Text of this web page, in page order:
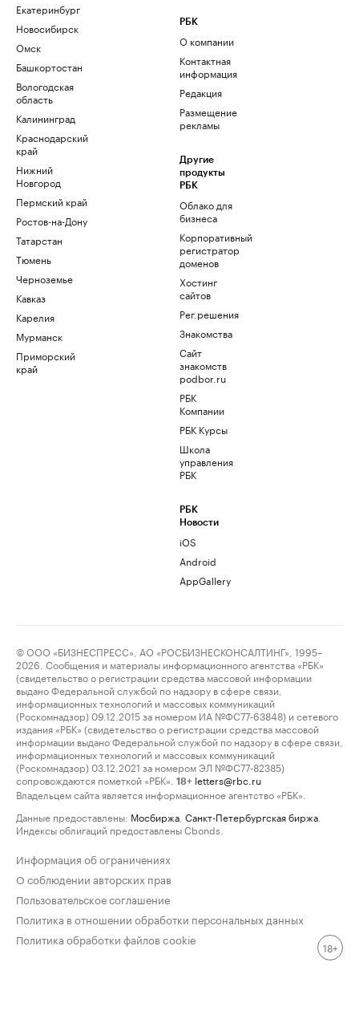
Екатеринбург
Новосибирск
Омск
Башкортостан
Вологодская
область
Калининград
Краснодарский
край
Нижний
Новгород
Пермский край
Ростов-на-Дону
Татарстан
Тюмень
Черноземье
Кавказ
Карелия
Мурманск
Приморский
край
РБК
О компании
Контактная
информация
Редакция
Размещение
рекламы
Другие
продукты
РБК
Облако для
бизнеса
Корпоративный
регистратор
доменов
Хостинг
сайтов
Рег.решения
Знакомства
Сайт
знакомств
podbor.ru
РБК
Компании
РБК Курсы
Школа
управления
РБК
РБК
Новости
iOS
Android
AppGallery
© ООО «БИЗНЕСПРЕСС», АО «РОСБИЗНЕСКОНСАЛТИНГ», 1995–
2026. Сообщения и материалы информационного агентства «РБК»
(свидетельство о регистрации средства массовой информации
выдано Федеральной службой по надзору в сфере связи,
информационных технологий и массовых коммуникаций
(Роскомнадзор) 09.12.2015 за номером ИА №ФС77-63848) и сетевого
издания «РБК» (свидетельство о регистрации средства массовой
информации выдано Федеральной службой по надзору в сфере связи,
информационных технологий и массовых коммуникаций
(Роскомнадзор) 03.12.2021 за номером ЭЛ №ФС77-82385)
сопровождаются пометкой «РБК».
18+ letters@rbc.ru
Владельцем сайта является информационное агентство «РБК».
Данные предоставлены: Мосбиржа Санкт-Петербургская биржа
Индексы облигаций предоставлены Cbonds.
Информация об ограничениях
О соблюдении авторских прав
Пользовательское соглашение
Политика в отношении обработки персональных данных
Политика обработки файлов cookie
18+